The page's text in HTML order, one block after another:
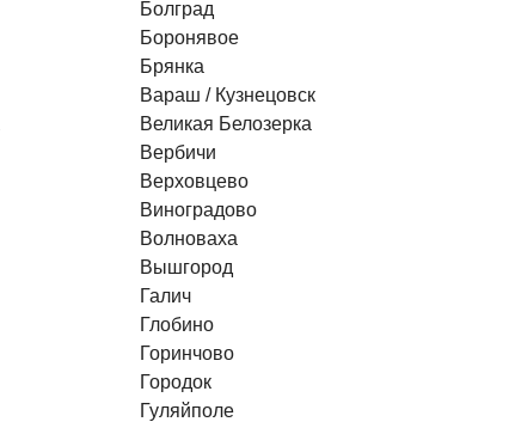
Болград
Боронявое
Брянка
Вараш / Кузнецовск
Великая Белозерка
Вербичи
Верховцево
Виноградово
Волноваха
Вышгород
Галич
Глобино
Горинчово
Городок
Гуляйполе